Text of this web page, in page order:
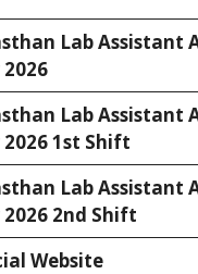
Lab Assistant
Lab Assistant
1st Shift
Lab Assistant
2nd Shift
Website